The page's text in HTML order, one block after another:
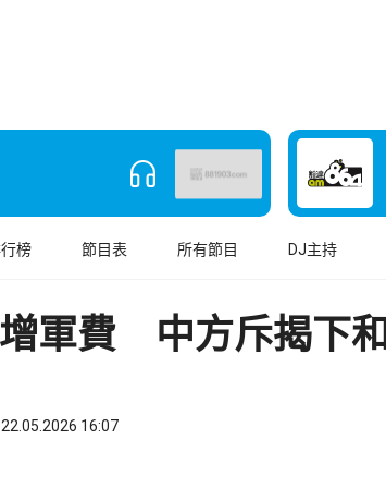
榜 節目表 所有節目 DJ主持
軍費 中方斥揭下和
16:07